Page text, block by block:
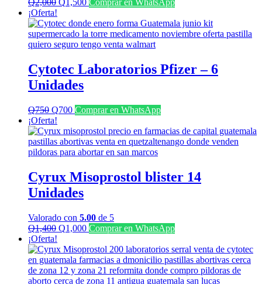
original
era:
Q2,000.
actual
es:
Q1,500.
¡Oferta!
Cytotec Laboratorios Pfizer – 6
Unidades
Q750 El
precio
original
era:
Q750.
Q700El
actual
es:
Q700.
Comprar en WhatsApp
¡Oferta!
Cyrux Misoprostol blister 14
Unidades
Valorado con 5.00 de 5
Q1,400 El
original
era:
Q1,400.
Q1,000El
actual
es:
Q1,000.
Comprar en WhatsApp
¡Oferta!